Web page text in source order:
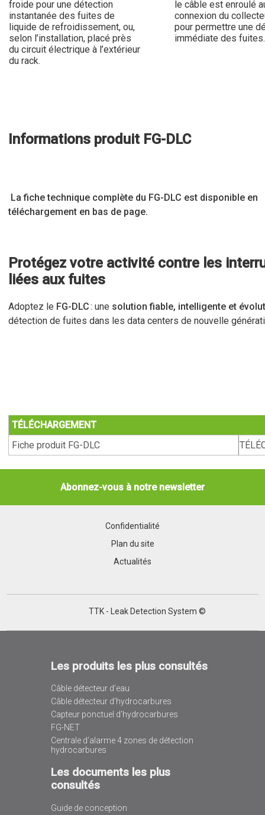
froide pour une détection
instantanée des fuites de
liquide de refroidissement, ou,
selon l’installation, placé près
du circuit électrique à l’extérieur
du rack.
le câble est enroulé
connexion du
pour permettre une
immédiate des fuites.
Informations produit FG-DLC
La fiche technique complète du FG-DLC est disponible en
téléchargement en bas de page.
Protégez votre activité contre les
liées aux fuites
Adoptez le FG-DLC: une solution fiable, intelligente et
détection de fuites dans les data centers de nouvelle
TÉLÉCHARGEMENT
Fiche produit FG-DLC
Abonnez-vous à notre newsletter
Confidentialité
Plan du site
Actualités
TTK - Leak Detection System ©
Les produits les plus consultés
Câble détecteur d’eau
Câble détecteur d’hydrocarbures
Capteur ponctuel d’hydrocarbures
FG-NET
Centrale d’alarme 4 zones de détection
hydrocarbures
Les documents les plus
consultés
Guide de conception